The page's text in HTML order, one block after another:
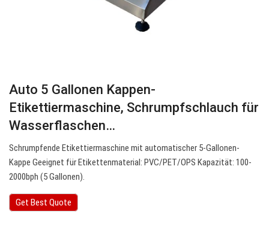
Auto 5 Gallonen Kappen-
Etikettiermaschine, Schrumpfschlauch für
Wasserflaschen…
Schrumpfende Etikettiermaschine mit automatischer 5-Gallonen-
Kappe Geeignet für Etikettenmaterial: PVC/PET/OPS Kapazität: 100-
2000bph (5 Gallonen).
Get Best Quote